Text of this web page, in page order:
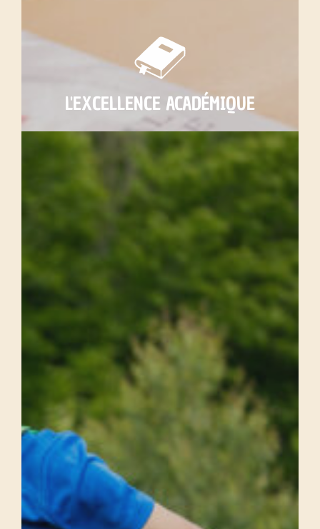
L'EXCELLENCE ACADÉMIQUE